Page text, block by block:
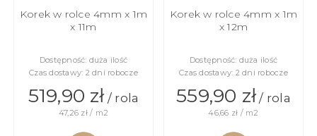
Korek w rolce 4mm x 1m
x 11m
Dostępność: duża ilość
Czas dostawy: 2 dni robocze
519,90 zł/ rola
47,26 zł / m2
Korek w rolce 4mm x 1m
x 12m
Dostępność: duża ilość
Czas dostawy: 2 dni robocze
559,90 zł/ rola
46,66 zł / m2